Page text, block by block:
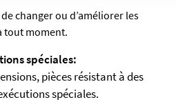
changer ou d’améliorer les
tout moment.
spéciales:
pièces résistant à des
spéciales.